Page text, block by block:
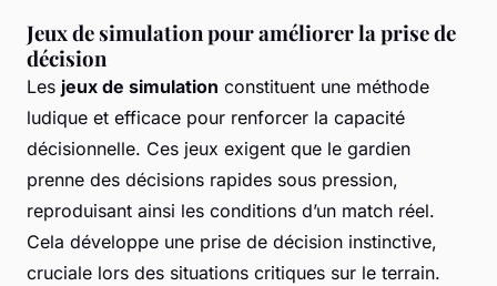
Jeux de simulation pour améliorer la prise de
décision
Les jeux de simulation constituent une méthode
ludique et efficace pour renforcer la capacité
décisionnelle. Ces jeux exigent que le gardien
prenne des décisions rapides sous pression,
reproduisant ainsi les conditions d’un match réel.
Cela développe une prise de décision instinctive,
cruciale lors des situations critiques sur le terrain.